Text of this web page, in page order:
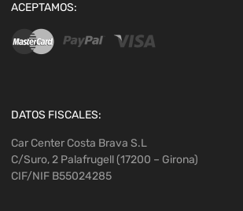
ACEPTAMOS:
DATOS FISCALES:
Car Center Costa Brava S.L
C/Suro, 2 Palafrugell (17200 – Girona)
CIF/NIF B55024285